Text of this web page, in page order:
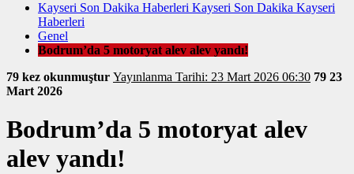
Kayseri Son Dakika Haberleri Kayseri Son Dakika Kayseri
Haberleri
Genel
Bodrum’da 5 motoryat alev alev yandı!
79 kez okunmuştur
Yayınlanma Tarihi: 23 Mart 2026 06:30 79 23
Mart 2026
Bodrum’da 5 motoryat alev
alev yandı!